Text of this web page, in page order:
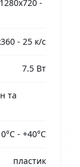
-
- 25 к/с
7.5 Вт
та
- +40°C
пластик